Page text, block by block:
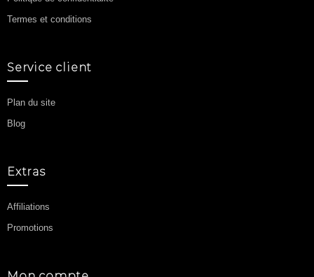
Termes et conditions
Service client
Plan du site
Blog
Extras
Affiliations
Promotions